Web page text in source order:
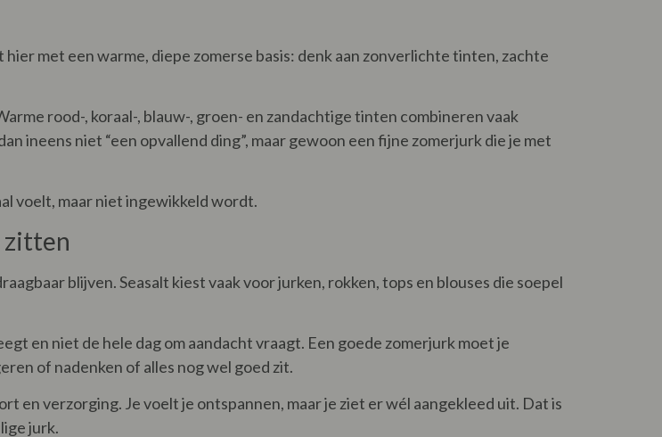
met een warme, diepe zomerse basis: denk aan zonverlichte tinten, zachte
rood-, koraal-, blauw-, groen- en zandachtige tinten combineren vaak
ineens niet “een opvallend ding”, maar gewoon een fijne zomerjurk die je met
voelt, maar niet ingewikkeld wordt.
zitten
blijven. Seasalt kiest vaak voor jurken, rokken, tops en blouses die soepel
en niet de hele dag om aandacht vraagt. Een goede zomerjurk moet je
of nadenken of alles nog wel goed zit.
en verzorging. Je voelt je ontspannen, maar je ziet er wél aangekleed uit. Dat is
jurk.